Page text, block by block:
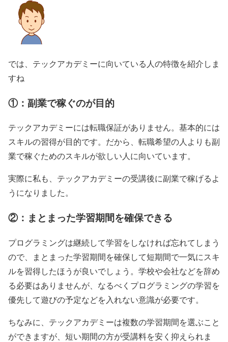
では、テックアカデミーに向いている人の特徴を紹介しま
すね
①：副業で稼ぐのが目的
テックアカデミーには転職保証がありません。基本的には
スキルの習得が目的です。だから、転職希望の人よりも副
業で稼ぐためのスキルが欲しい人に向いています。
実際に私も、テックアカデミーの受講後に副業で稼げるよ
うになりました。
②：まとまった学習期間を確保できる
プログラミングは継続して学習をしなければ忘れてしまう
ので、まとまった学習期間を確保して短期間で一気にスキ
ルを習得したほうが良いでしょう。学校や会社などを辞め
る必要はありませんが、なるべくプログラミングの学習を
優先して遊びの予定などを入れない意識が必要です。
ちなみに、テックアカデミーは複数の学習期間を選ぶこと
ができますが、短い期間の方が受講料を安く抑えられま